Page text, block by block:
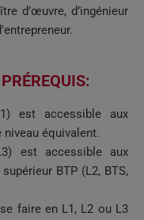
d’œuvre, d’ingénieur
est accessible aux
niveau équivalent.
est accessible aux
BTP (L2, BTS,
faire en L1, L2 ou L3